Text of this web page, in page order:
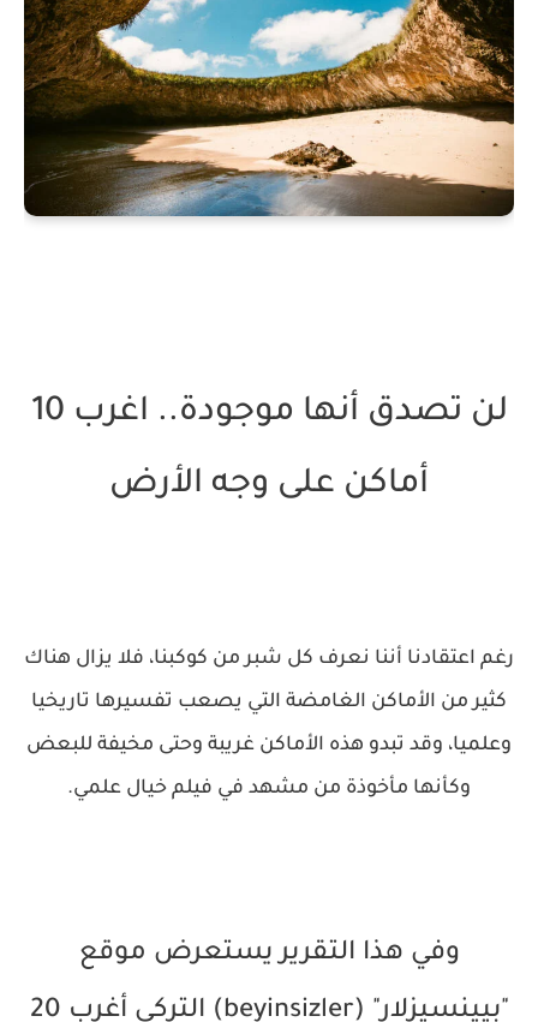
لن تصدق أنها موجودة.. اغرب 10
أماكن على وجه الأرض
رغم اعتقادنا أننا نعرف كل شبر من كوكبنا، فلا يزال هناك
كثير من الأماكن الغامضة التي يصعب تفسيرها تاريخيا
وعلميا، وقد تبدو هذه الأماكن غريبة وحتى مخيفة للبعض
وكأنها مأخوذة من مشهد في فيلم خيال علمي.
وفي هذا التقرير يستعرض موقع
"بيينسيزلار" (beyinsizler) التركي أغرب 20